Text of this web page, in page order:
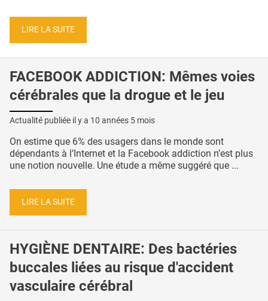
LIRE LA SUITE
FACEBOOK ADDICTION: Mêmes voies
cérébrales que la drogue et le jeu
Actualité publiée il y a 10 années 5 mois
On estime que 6% des usagers dans le monde sont
dépendants à l’Internet et la Facebook addiction n’est plus
une notion nouvelle. Une étude a même suggéré que ...
LIRE LA SUITE
HYGIÈNE DENTAIRE: Des bactéries
buccales liées au risque d'accident
vasculaire cérébral